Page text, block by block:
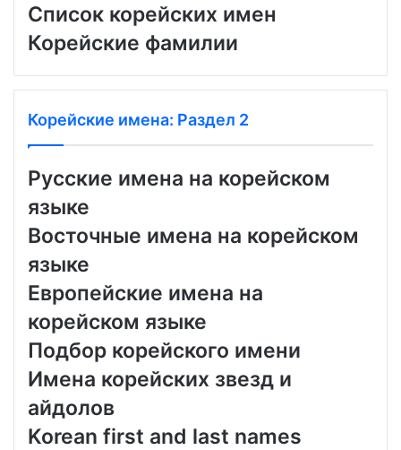
Список корейских имен
Корейские фамилии
Корейские имена: Раздел 2
Русские имена на корейском
языке
Восточные имена на корейском
языке
Европейские имена на
корейском языке
Подбор корейского имени
Имена корейских звезд и
айдолов
Korean first and last names